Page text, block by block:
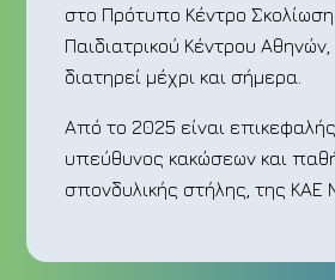
στο Πρότυπο Κέντρο
Παιδιατρικού Κέντρου
διατηρεί μέχρι και σήμερα.
Από το 2025 είναι επικεφαλής
υπεύθυνος κακώσεων και
σπονδυλικής στήλης, της ΚΑΕ